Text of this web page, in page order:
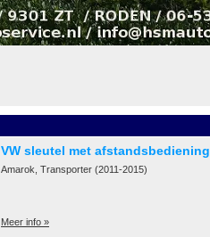
VW sleutel met afstandsbediening
Amarok, Transporter (2011-2015)
Meer info »